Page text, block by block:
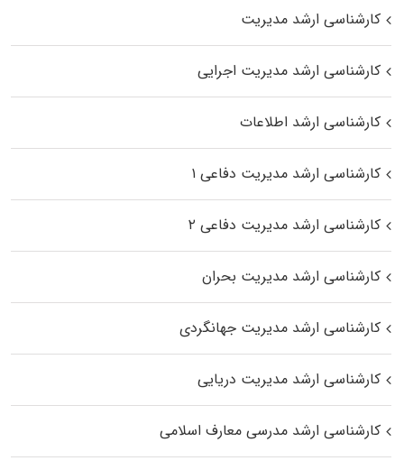
کارشناسی ارشد مدیریت
کارشناسی ارشد مدیریت اجرایی
کارشناسی ارشد اطلاعات
کارشناسی ارشد مدیریت دفاعی ۱
کارشناسی ارشد مدیریت دفاعی ۲
کارشناسی ارشد مدیریت بحران
کارشناسی ارشد مدیریت جهانگردی
کارشناسی ارشد مدیریت دریایی
کارشناسی ارشد مدرسی معارف اسلامی